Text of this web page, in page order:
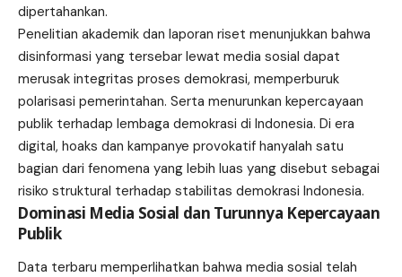
dipertahankan.
Penelitian akademik dan laporan riset menunjukkan bahwa
disinformasi yang tersebar lewat media sosial dapat
merusak integritas proses demokrasi, memperburuk
polarisasi pemerintahan. Serta menurunkan kepercayaan
publik terhadap lembaga demokrasi di Indonesia. Di era
digital, hoaks dan kampanye provokatif hanyalah satu
bagian dari fenomena yang lebih luas yang disebut sebagai
risiko struktural terhadap stabilitas demokrasi Indonesia.
Dominasi Media Sosial dan Turunnya Kepercayaan
Publik
Data terbaru memperlihatkan bahwa media sosial telah